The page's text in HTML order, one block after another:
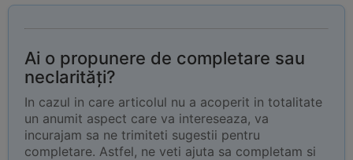
Ai o propunere de completare sau
neclarități?
In cazul in care articolul nu a acoperit in totalitate
un anumit aspect care va intereseaza, va
incurajam sa ne trimiteti sugestii pentru
completare. Astfel, ne veti ajuta sa completam si